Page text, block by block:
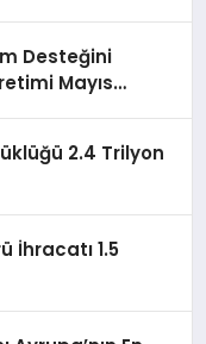
Desteğini
Mayıs
2.4 Trilyon
İhracatı 1.5